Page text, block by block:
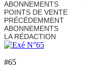
ABONNEMENTS
POINTS DE VENTE
PRÉCÉDEMMENT
ABONNEMENTS
LA RÉDACTION
#65